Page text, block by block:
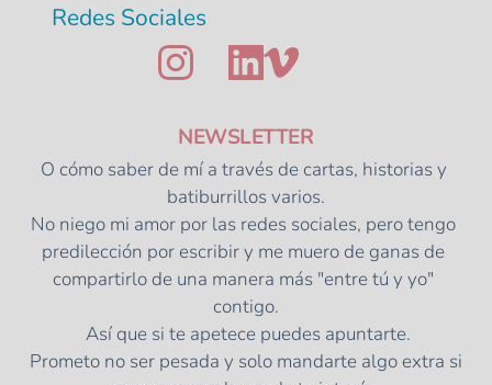
Redes Sociales
NEWSLETTER
O cómo saber de mí a través de cartas, historias y
batiburrillos varios.
No niego mi amor por las redes sociales, pero tengo
predilección por escribir y me muero de ganas de
compartirlo de una manera más "entre tú y yo"
contigo.
Así que si te apetece puedes apuntarte.
Prometo no ser pesada y solo mandarte algo extra si